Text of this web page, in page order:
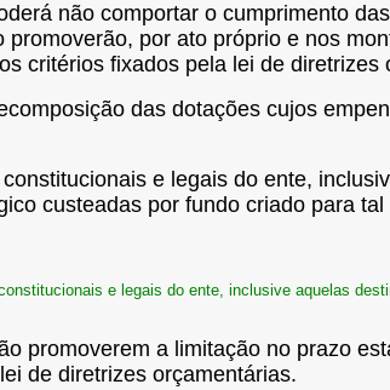
não comportar o cumprimento
por ato próprio e nos
critérios fixados pela lei de diretrizes
das dotações cujos
e legais do ente,
custeadas por fundo criado para
e legais do ente, inclusive aquelas
promoverem a limitação no prazo
de diretrizes orçamentárias.